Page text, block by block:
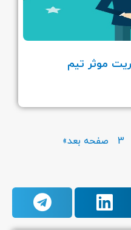
موثر تیم
3 صفحه بعد»